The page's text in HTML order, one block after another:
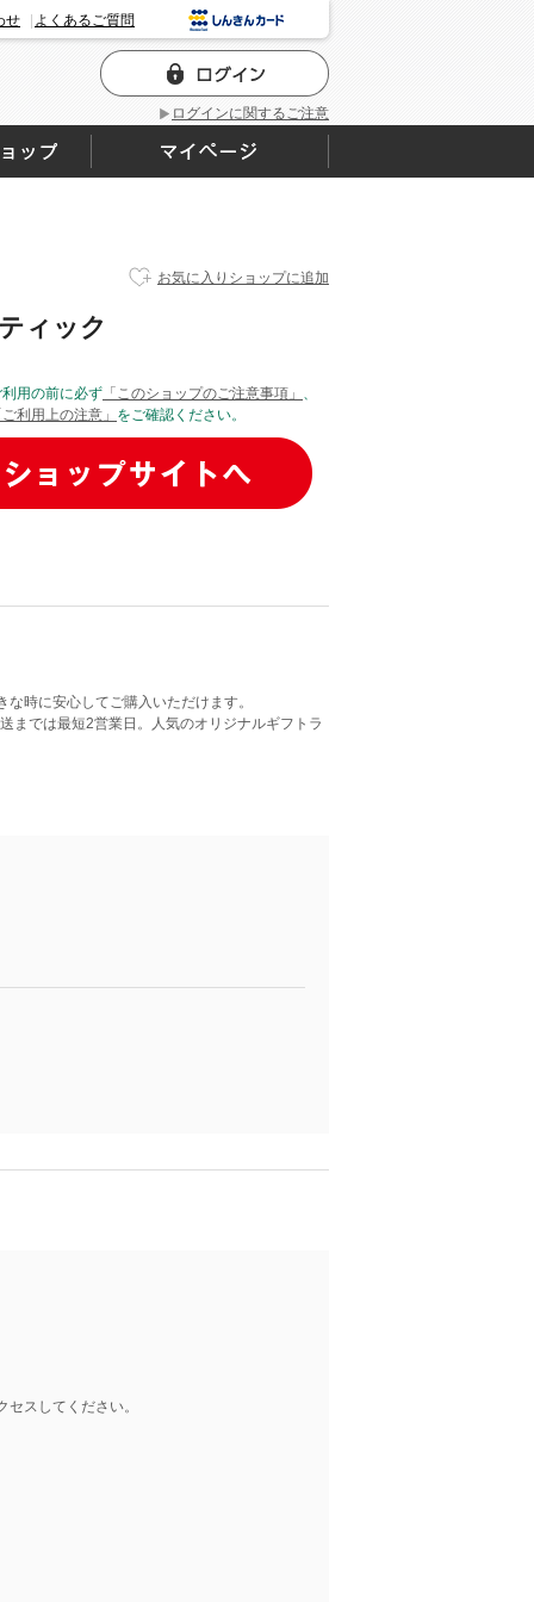
ログインに関するご注意
せ よくあるご質問
お気に入りショップに追加
ィック
利用の前に必ず 「このショップのご注意事項」 、
ご利用上の注意」 をご確認ください。
時に安心してご購入いただけます。
までは最短2営業日。人気のオリジナルギフトラ
スしてください。